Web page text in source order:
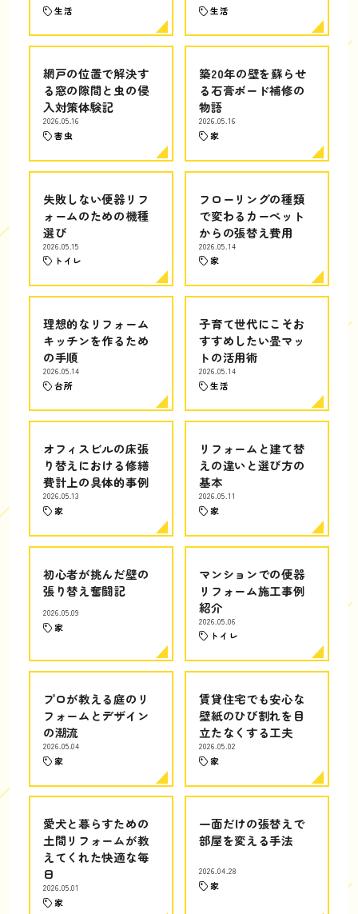
生活 生活
網戸の位置で解決す
る窓の隙間と虫の侵
入対策体験記
2026.05.16
害虫
築20年の壁を蘇らせ
る石膏ボード補修の
物語
2026.05.16
家
失敗しない便器リフ
ォームのための機種
選び
2026.05.15
トイレ
フローリングの種類
で変わるカーペット
からの張替え費用
2026.05.14
家
理想的なリフォーム
キッチンを作るため
の手順
2026.05.14
台所
子育て世代にこそお
すすめしたい畳マッ
トの活用術
2026.05.14
生活
オフィスビルの床張
り替えにおける修繕
費計上の具体的事例
2026.05.13
家
リフォームと建て替
えの違いと選び方の
基本
2026.05.11
家
初心者が挑んだ壁の
張り替え奮闘記
2026.05.09
家
マンションでの便器
リフォーム施工事例
紹介
2026.05.06
トイレ
プロが教える庭のリ
フォームとデザイン
の潮流
2026.05.04
家
賃貸住宅でも安心な
壁紙のひび割れを目
立たなくする工夫
2026.05.02
家
愛犬と暮らすための
土間リフォームが教
えてくれた快適な毎
日
2026.05.01
家
一面だけの張替えで
部屋を変える手法
2026.04.28
家